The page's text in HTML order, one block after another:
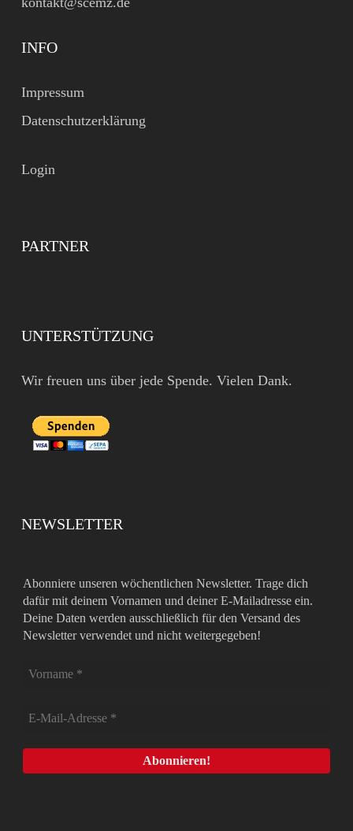
INFO
Impressum
Datenschutzerklärung
Login
PARTNER
UNTERSTÜTZUNG
Wir freuen uns über jede Spende. Vielen Dank.
NEWSLETTER
Abonniere unseren wöchentlichen Newsletter. Trage dich
dafür mit deinem Vornamen und deiner E-Mailadresse ein.
Deine Daten werden ausschließlich für den Versand des
Newsletter verwendet und nicht weitergegeben!